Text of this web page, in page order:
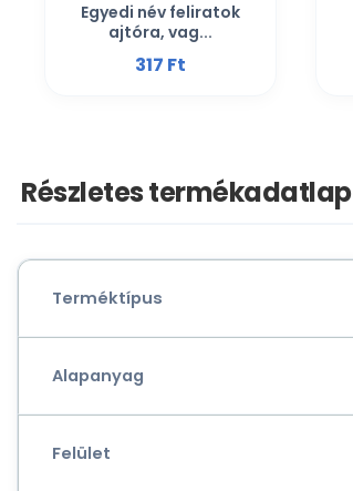
Egyedi név feliratok
ajtóra, vag...
317 Ft‎
Részletes termékadatlap
Terméktípus
Alapanyag
Felület